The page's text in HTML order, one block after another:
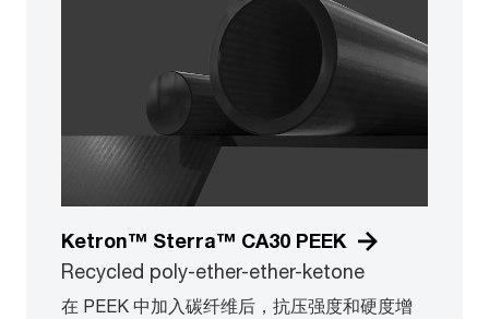
Ketron™ Sterra™ CA30 PEEK
Recycled poly-ether-ether-ketone
在 PEEK 中加入碳纤维后，抗压强度和硬度增